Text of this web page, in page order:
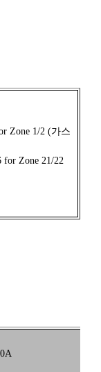
Zone 1/2 (가스
Zone 21/22